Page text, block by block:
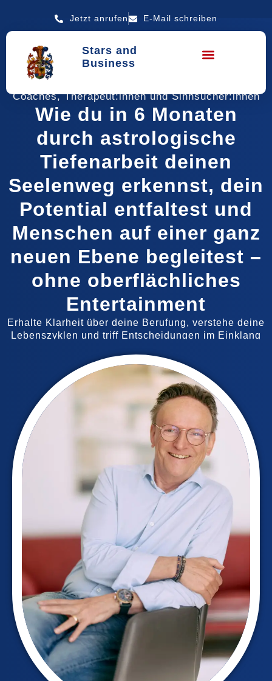
Jetzt anrufen E-Mail schreiben
Stars and
Business
Coaches, Therapeut:innen und Sinnsucher:innen
Wie du in 6 Monaten
durch astrologische
Tiefenarbeit deinen
Seelenweg erkennst, dein
Potential entfaltest und
Menschen auf einer ganz
neuen Ebene begleitest –
ohne oberflächliches
Entertainment
Erhalte Klarheit über deine Berufung, verstehe deine
Lebenszyklen und triff Entscheidungen im Einklang